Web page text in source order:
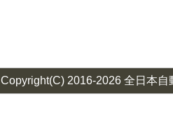
Copyright(C) 2016-2026 全日本